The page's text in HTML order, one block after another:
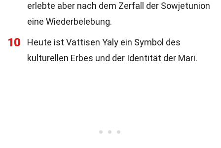
erlebte aber nach dem Zerfall der Sowjetunion
eine Wiederbelebung.
10
Heute ist Vattisen Yaly ein Symbol des
kulturellen Erbes und der Identität der Mari.